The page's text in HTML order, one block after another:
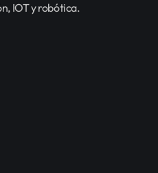
IOT y robótica.